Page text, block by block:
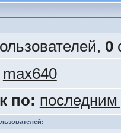
0
max640
по: